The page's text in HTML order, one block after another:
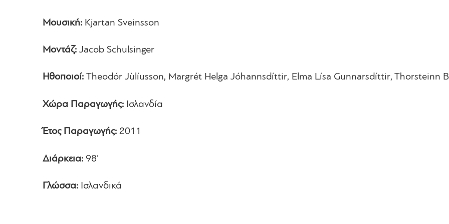
Μουσική: Kjartan Sveinsson
Μοντάζ:Jacob Schulsinger
Ηθοποιοί:Theodόr Jùlίusson, Margrét Helga Jόhannsdίttir, Elma Lίsa Gunnarsdίttir, Thorsteinn
Χώρα Παραγωγής: Ισλανδία
Έτος Παραγωγής:2011
Διάρκεια: 98'
Γλώσσα: Ισλανδικά